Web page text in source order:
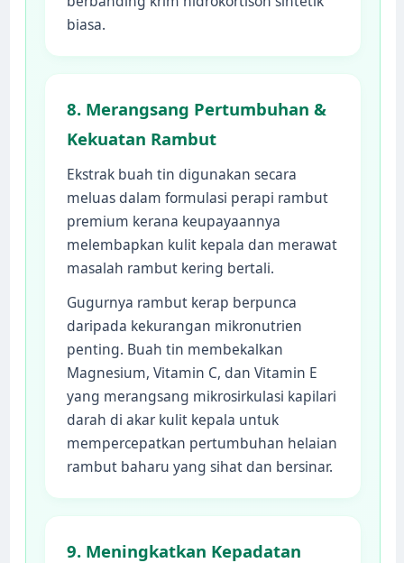
biasa.
8. Merangsang Pertumbuhan &
Kekuatan Rambut
Ekstrak buah tin digunakan secara
meluas dalam formulasi perapi rambut
premium kerana keupayaannya
melembapkan kulit kepala dan merawat
masalah rambut kering bertali.
Gugurnya rambut kerap berpunca
daripada kekurangan mikronutrien
penting. Buah tin membekalkan
Magnesium, Vitamin C, dan Vitamin E
yang merangsang mikrosirkulasi kapilari
darah di akar kulit kepala untuk
mempercepatkan pertumbuhan helaian
rambut baharu yang sihat dan bersinar.
9. Meningkatkan Kepadatan